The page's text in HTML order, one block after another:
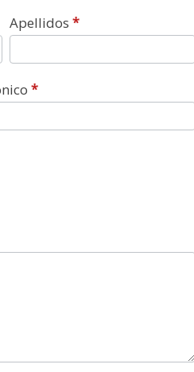
Apellidos*
*